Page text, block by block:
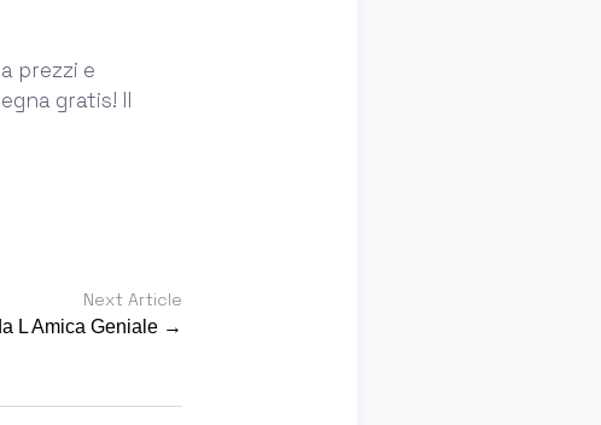
prezzi e
gratis! Il
Next Article
L Amica Geniale →